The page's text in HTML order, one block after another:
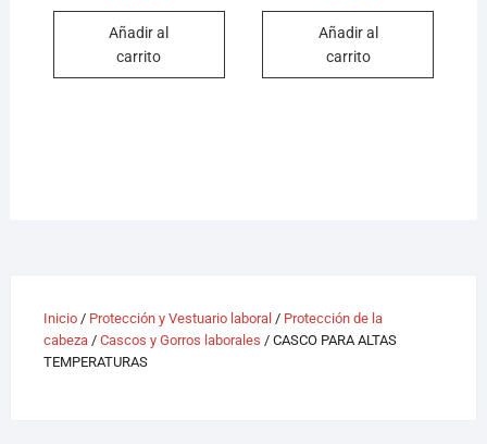
Añadir al
carrito
Añadir al
carrito
Inicio/ Protección y Vestuario laboral / Protección de la
cabeza/ Cascos y Gorros laborales / CASCO PARA ALTAS
TEMPERATURAS